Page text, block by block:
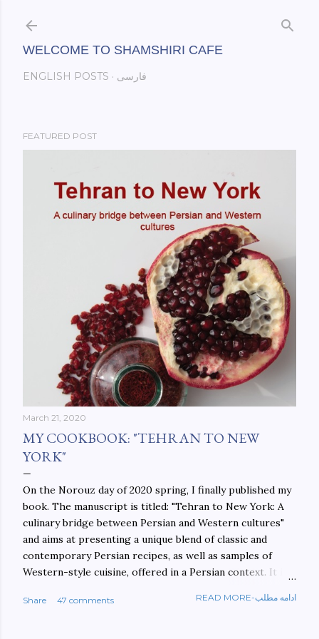
WELCOME TO SHAMSHIRI CAFE
ENGLISH POSTS فارسی
FEATURED POST
March 21, 2020
MY COOKBOOK: "TEHRAN TO NEW
YORK"
On the Norouz day of 2020 spring, I finally published my
book. The manuscript is titled: "Tehran to New York: A
culinary bridge between Persian and Western cultures"
and aims at presenting a unique blend of classic and
contemporary Persian recipes, as well as samples of
Western-style cuisine, offered in a Persian context. It is
walls. This book aims at constructing a bridge between
Share 47 comments READ MORE-ادامه مطلب